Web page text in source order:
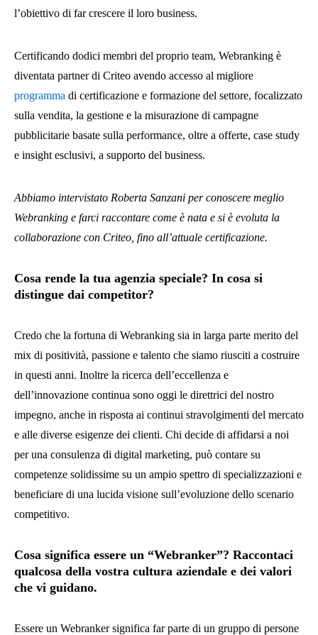
l’obiettivo di far crescere il loro business.
Certificando dodici membri del proprio team, Webranking è
diventata partner di Criteo avendo accesso al migliore
programma di certificazione e formazione del settore, focalizzato
sulla vendita, la gestione e la misurazione di campagne
pubblicitarie basate sulla performance, oltre a offerte, case study
e insight esclusivi, a supporto del business.
Abbiamo intervistato Roberta Sanzani per conoscere meglio
Webranking e farci raccontare come è nata e si è evoluta la
collaborazione con Criteo, fino all’attuale certificazione.
Cosa rende la tua agenzia speciale? In cosa si
distingue dai competitor?
Credo che la fortuna di Webranking sia in larga parte merito del
mix di positività, passione e talento che siamo riusciti a costruire
in questi anni. Inoltre la ricerca dell’eccellenza e
dell’innovazione continua sono oggi le direttrici del nostro
impegno, anche in risposta ai continui stravolgimenti del mercato
e alle diverse esigenze dei clienti. Chi decide di affidarsi a noi
per una consulenza di digital marketing, può contare su
competenze solidissime su un ampio spettro di specializzazioni e
beneficiare di una lucida visione sull’evoluzione dello scenario
competitivo.
Cosa significa essere un “Webranker”? Raccontaci
qualcosa della vostra cultura aziendale e dei valori
che vi guidano.
Essere un Webranker significa far parte di un gruppo di persone